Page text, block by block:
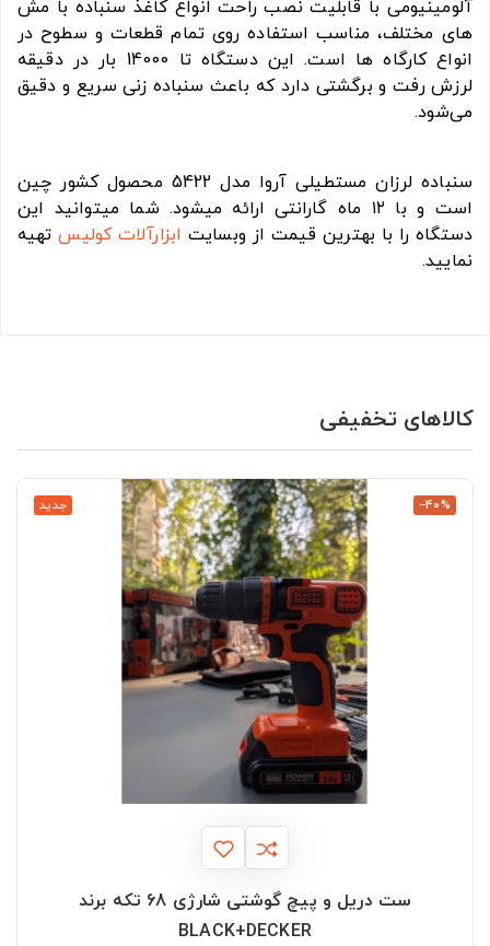
آلومینیومی با قابلیت نصب راحت انواع کاغذ سنباده با مش
های مختلف، مناسب استفاده روی تمام قطعات و سطوح در
انواع کارگاه ها است. این دستگاه تا 14000 بار در دقیقه
لرزش رفت و برگشتی دارد که باعث سنباده زنی سریع و دقیق
می‌شود.
سنباده لرزان مستطیلی آروا مدل 5422 محصول کشور چین
است و با ۱۲ ماه گارانتی ارائه میشود. شما میتوانید این
دستگاه را با بهترین قیمت از وبسایت ابزارآلات کولیستهیه
نمایید.
کالاهای تخفیفی
جدید ‎−40%
ست دریل و پیچ گوشتی شارژی 68 تکه برند
BLACK+DECKER